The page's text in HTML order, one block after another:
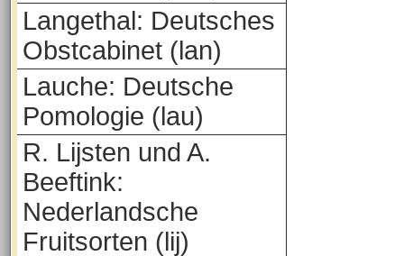
Langethal: Deutsches
Obstcabinet (lan)
Lauche: Deutsche
Pomologie (lau)
R. Lijsten und A.
Beeftink:
Nederlandsche
Fruitsorten (lij)